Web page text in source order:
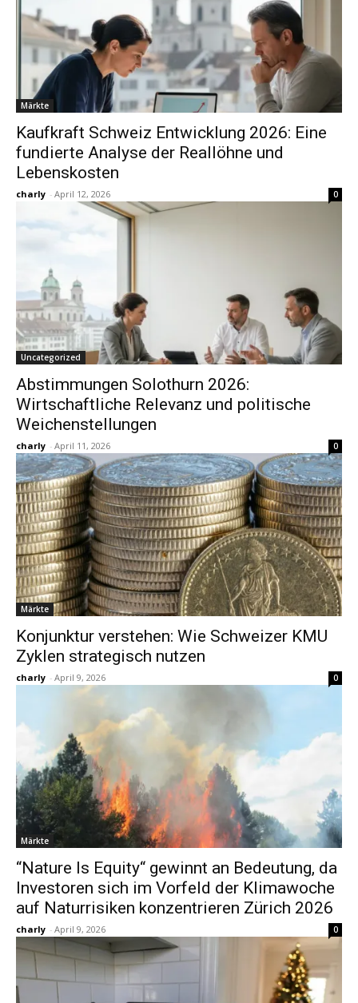
Märkte
Kaufkraft Schweiz Entwicklung 2026: Eine
fundierte Analyse der Reallöhne und
Lebenskosten
charly - April 12, 2026 0
Uncategorized
Abstimmungen Solothurn 2026:
Wirtschaftliche Relevanz und politische
Weichenstellungen
charly - April 11, 2026 0
Märkte
Konjunktur verstehen: Wie Schweizer KMU
Zyklen strategisch nutzen
charly - April 9, 2026 0
Märkte
“Nature Is Equity“ gewinnt an Bedeutung, da
Investoren sich im Vorfeld der Klimawoche
auf Naturrisiken konzentrieren Zürich 2026
charly - April 9, 2026 0